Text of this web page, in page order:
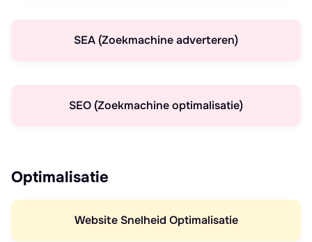
SEA (Zoekmachine adverteren)
SEO (Zoekmachine optimalisatie)
Optimalisatie
Website Snelheid Optimalisatie